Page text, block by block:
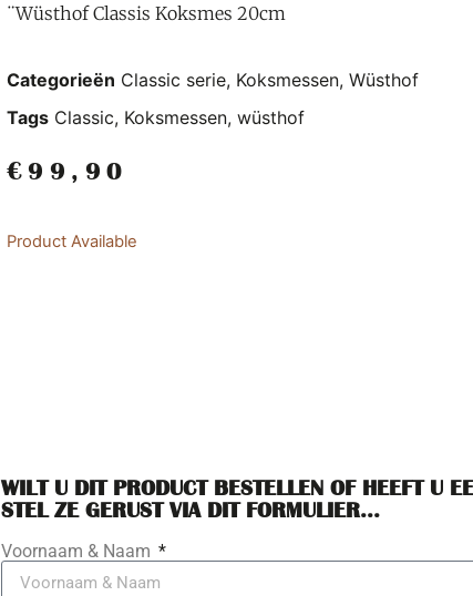
¨Wüsthof Classis Koksmes 20cm
Categorieën Classic serie, Koksmessen, Wüsthof
Tags Classic, Koksmessen, wüsthof
€99,90
Product Available
WILT U DIT PRODUCT BESTELLEN OF HEEFT U
STEL ZE GERUST VIA DIT FORMULIER...
Voornaam & Naam